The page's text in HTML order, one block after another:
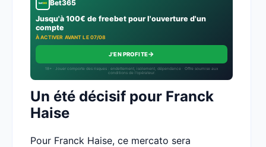
Bet365
Jusqu'à 100€ de freebet pour l'ouverture d'un
compte
À ACTIVER AVANT LE 07/08
J'EN PROFITE→
18+ · Jouer comporte des risques : endettement, isolement, dépendance · Offre soumise aux
conditions de l’opérateur.
Un été décisif pour Franck
Haise
Pour Franck Haise, ce mercato sera